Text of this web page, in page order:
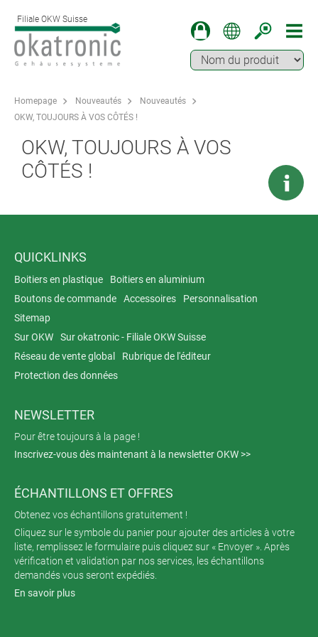
Filiale OKW Suisse
Homepage Nouveautés
Nouveautés
OKW, TOUJOURS À VOS CÔTÉS !
OKW, TOUJOURS À VOS
CÔTÉS !
QUICKLINKS
Boitiers en plastique
Boitiers en aluminium
Boutons de commande
Accessoires
Personnalisation
Sitemap
Sur OKW
Sur okatronic - Filiale OKW Suisse
Réseau de vente global
Rubrique de l'éditeur
Protection des données
NEWSLETTER
Pour être toujours à la page !
Inscrivez-vous dès maintenant à la newsletter OKW >>
ÉCHANTILLONS ET OFFRES
Obtenez vos échantillons gratuitement !
Cliquez sur le symbole du panier pour ajouter des articles à votre
liste, remplissez le formulaire puis cliquez sur « Envoyer ». Après
vérification et validation par nos services, les échantillons
demandés vous seront expédiés.
En savoir plus